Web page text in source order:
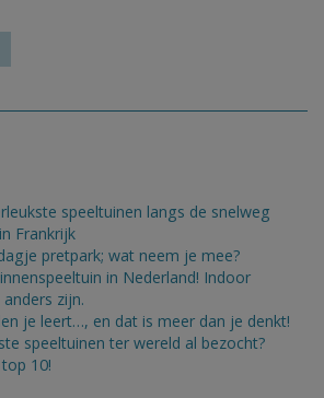
speeltuinen langs de snelweg
Frankrijk
pretpark; wat neem je mee?
in Nederland! Indoor
zijn.
je leert…, en dat is meer dan je denkt!
speeltuinen ter wereld al bezocht?
10!